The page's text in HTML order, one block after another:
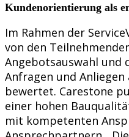
Kundenorientierung als
Im Rahmen der
von den
Angebotsauswahl und
Anfragen und
bewertet. Carestone
einer hohen
mit kompetenten